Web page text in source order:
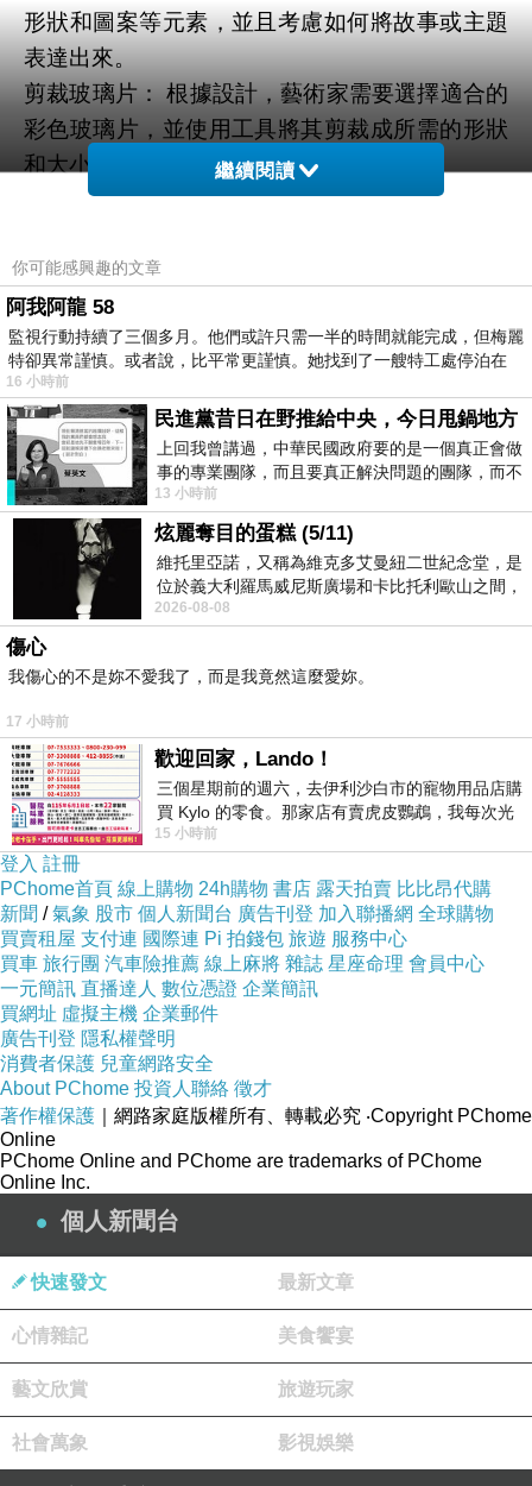
形狀和圖案等元素，並且考慮如何將故事或主題
表達出來。
剪裁玻璃片： 根據設計，藝術家需要選擇適合的
彩色玻璃片，並使用工具將其剪裁成所需的形狀
和大小。這需要精確的手藝和經驗。
組合圖案： 將剪裁好的玻璃片按照設計的圖案進
起，形成完整的圖案。
焊接和焊接： 鉛條需要被焊接在一起，確保玻璃
片穩固地固定在位置上。焊接也可以增加作品的
穩定性和耐久性。
添加細節： 在完成基本結構後，藝術家可能會添
加額外的細節，如裝飾性的玻璃片、琺瑯彩飾
等，以增加作品的豐富度和層次感。
打磨和清潔： 完成作品後，進行打磨和清潔，確
保玻璃表面光滑無瑕，色彩明亮。
安裝和展示： 最後一步是將鑲嵌玻璃作品安裝在
適當的位置，通常是窗戶、門或壁畫上，以便觀
賞。作品的展示環境也需要考慮，以保護和展示
整個製作過程需要藝術家的專業技能、耐心和創
意。每一個步驟都是精心設計和精確操作的結
果，呈現出一件獨特而美麗的鑲嵌玻璃藝術品。
彩繪玻璃創作完成後，烘烤與固化是關鍵步驟。
烘烤的方式有幾種選擇，其中一種是使用家用烤
箱，設定適當的溫度和時間進行烘烤，確保顏料
能夠固定在玻璃上。另一種方式則是使用專業的
彩繪玻璃窯，這種窯能夠精準控制溫度和烘烤時
間，確保作品的質量。烘烤後，需要等待作品冷
卻，避免熱度對玻璃造成損害。
固化是確保彩繪玻璃作品持久耐用的重要步驟。
通常使用紫外線燈來進行固化，這能夠快速硬化
顏料，使其緊密附著在玻璃上。此外，也可以選
擇自然固化，讓作品在室溫下逐漸固化，但這需
要較長的時間。不管使用哪種固化方式，確保作
品完全固化後，才能確保其耐久性和質量。
在進行烘烤和固化的過程中，記得仔細遵循顏料
和玻璃的使用說明，以確保作品能夠達到最佳效
果並持久保存。
繼續閱讀
你可能感興趣的文章
阿我阿龍 58
監視行動持續了三個多月。他們或許只需一半的時間就能完成，但梅麗
特卻異常謹慎。或者說，比平常更謹慎。她找到了一艘特工處停泊在
16 小時前
民進黨昔日在野推給中央，今日甩鍋地方
上回我曾講過，中華民國政府要的是一個真正會做
事的專業團隊，而且要真正解決問題的團隊，而不
是只會到處甩鍋的雙標團隊，最近民進黨
13 小時前
炫麗奪目的蛋糕 (5/11)
維托里亞諾，又稱為維克多艾曼紐二世紀念堂，是
位於義大利羅馬威尼斯廣場和卡比托利歐山之間，
用以紀念統一義大利統一後的的第一位國
2026-08-08
傷心
我傷心的不是妳不愛我了，而是我竟然這麼愛妳。
17 小時前
歡迎回家，Lando！
三個星期前的週六，去伊利沙白市的寵物用品店購
買 Kylo 的零食。那家店有賣虎皮鸚鵡，我每次光
顧都會去看一下。他們偶爾會引進 C
15 小時前
登入 註冊
PChome首頁 線上購物 24h購物 書店 露天拍賣 比比昂代購
新聞 /氣象 股市 個人新聞台 廣告刊登 加入聯播網 全球購物
買賣租屋 支付連 國際連 Pi 拍錢包 旅遊 服務中心
買車 旅行團 汽車險推薦 線上麻將 雜誌 星座命理 會員中心
一元簡訊 直播達人 數位憑證 企業簡訊
買網址 虛擬主機 企業郵件
廣告刊登 隱私權聲明
消費者保護 兒童網路安全
About PChome 投資人聯絡 徵才
著作權保護 ｜網路家庭版權所有、轉載必究 ‧Copyright PChome
Online
PChome Online and PChome are trademarks of PChome
Online Inc.
個人新聞台
快速發文 最新文章
心情雜記 美食饗宴
藝文欣賞 旅遊玩家
社會萬象 影視娛樂